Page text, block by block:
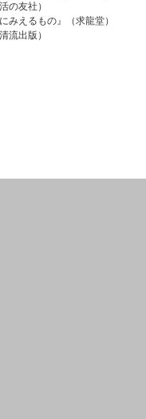
の友社）
るもの』（求龍堂）
流出版）